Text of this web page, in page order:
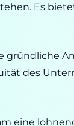
Es
des
eine